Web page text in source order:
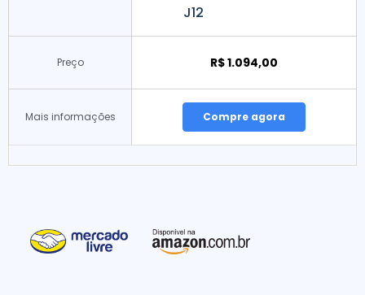
Preço R$ 1.094,00
Mais informações Compre agora